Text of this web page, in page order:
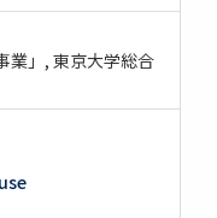
」
東京大学総合